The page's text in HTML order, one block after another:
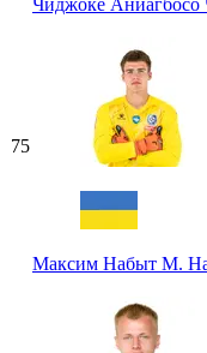
Чиджоке Аниагбосо
75
Максим Набыт М.